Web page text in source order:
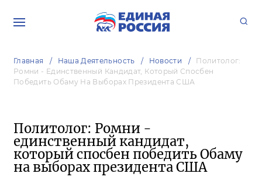
Главная Наша Деятельность Новости
Политолог:
Ромни - Единственный Кандидат, Который Спосбен
Победить Обаму На Выборах Президента США
Политолог: Ромни -
единственный кандидат,
который спосбен победить Обаму
на выборах президента США